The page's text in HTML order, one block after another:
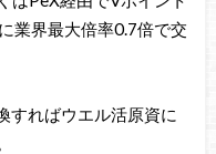
業界最大倍率0.7倍で交
すればウエル活原資に